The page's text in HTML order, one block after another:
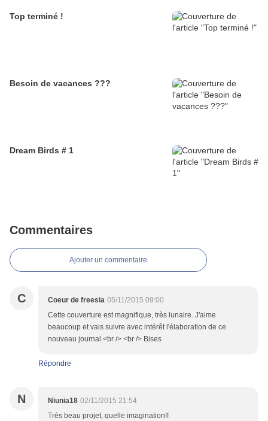
Top terminé !
Besoin de vacances ???
Dream Birds # 1
Commentaires
Ajouter un commentaire
C Coeur de freesia 05/11/2015 09:00
Cette couverture est magnifique, très lunaire. J'aime
beaucoup et vais suivre avec intérêt l'élaboration de ce
nouveau journal.<br /> <br /> Bises
Répondre
N Niunia18 02/11/2015 21:54
Très beau projet, quelle imagination!!